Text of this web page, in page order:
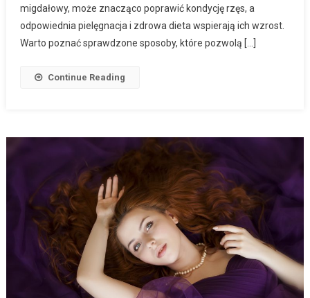
migdałowy, może znacząco poprawić kondycję rzęs, a
odpowiednia pielęgnacja i zdrowa dieta wspierają ich wzrost.
Warto poznać sprawdzone sposoby, które pozwolą […]
Continue Reading